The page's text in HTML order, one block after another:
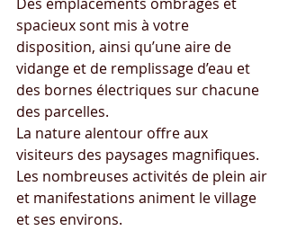
Des emplacements ombragés et
spacieux sont mis à votre
disposition, ainsi qu’une aire de
vidange et de remplissage d’eau et
des bornes électriques sur chacune
des parcelles.
La nature alentour offre aux
visiteurs des paysages magnifiques.
Les nombreuses activités de plein air
et manifestations animent le village
et ses environs.